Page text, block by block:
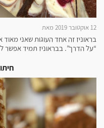
12 אוקטובר 2019 מאת
בראוניז זה אחד העוגות שאני מאוד
“על הדרך”. בבראוניז תמיד אפשר